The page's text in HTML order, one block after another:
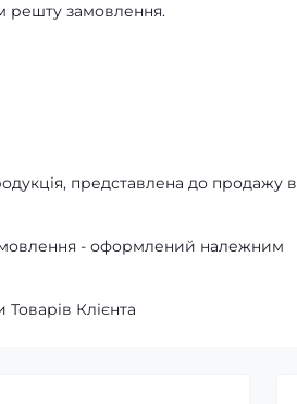
решту замовлення.
представлена ​​до продажу в
- оформлений належним
Клієнта